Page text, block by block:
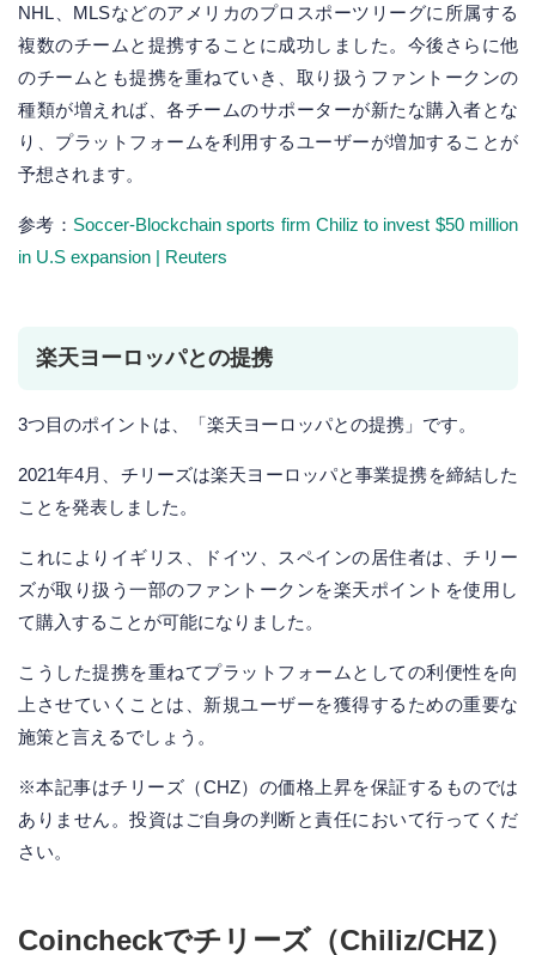
NHL、MLSなどのアメリカのプロスポーツリーグに所属する
複数のチームと提携することに成功しました。今後さらに他
のチームとも提携を重ねていき、取り扱うファントークンの
種類が増えれば、各チームのサポーターが新たな購入者とな
り、プラットフォームを利用するユーザーが増加することが
予想されます。
参考： Soccer-Blockchain sports firm Chiliz to invest $50 million
in U.S expansion | Reuters
楽天ヨーロッパとの提携
3つ目のポイントは、「楽天ヨーロッパとの提携」です。
2021年4月、チリーズは楽天ヨーロッパと事業提携を締結した
ことを発表しました。
これによりイギリス、ドイツ、スペインの居住者は、チリー
ズが取り扱う一部のファントークンを楽天ポイントを使用し
て購入することが可能になりました。
こうした提携を重ねてプラットフォームとしての利便性を向
上させていくことは、新規ユーザーを獲得するための重要な
施策と言えるでしょう。
※本記事はチリーズ（CHZ）の価格上昇を保証するものでは
ありません。投資はご自身の判断と責任において行ってくだ
さい。
Coincheckでチリーズ（Chiliz/CHZ）